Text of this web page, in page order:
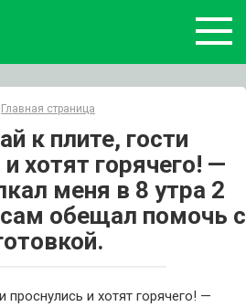
Главная страница
к плите, гости
хотят горячего! —
меня в 8 утра 2
обещал помочь с
проснулись и хотят горячего! —